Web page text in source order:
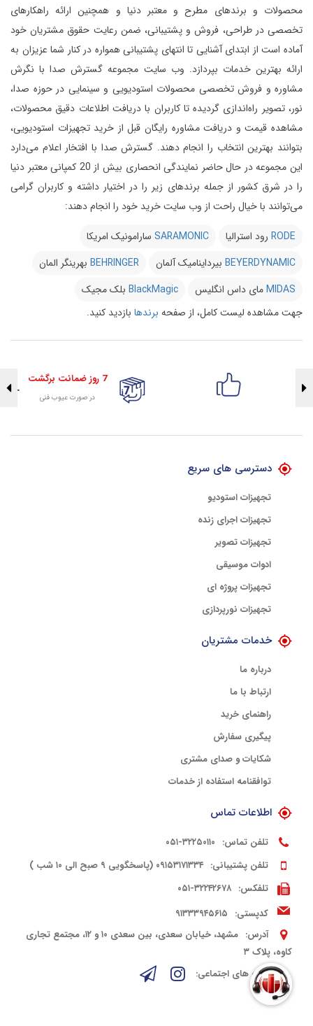
محصولات و برندهای مطرح و معتبر دنیا و همچنین ارائه راهکارهای
تخصصی در طراحی، فروش و پشتیبانی، ضمن رعایت حقوق مشتریان خود
آماده است از ابتدای آشنایی تا انتهای پشتیبانی همواره در کنار شما عزیزان به
ارائه بهترین خدمات بپردازد. وب سایت مجموعه گسترش صدا با نگرش
مشاوره و فروش تخصصی محصولات استودیویی و سینمایی در حوزه صدا،
نور، تصویر راه‌اندازی گردیده تا کاربران با دریافت اطلاعات دقیق محصولات،
مشاهده قیمت و دریافت مشاوره رایگان قبل از خرید تجهیزات استودیویی،
بتوانند بهترین انتخاب را انجام دهند. گسترش صدا با افتخار اعلام می‌دارد
این مجموعه در حال حاضر نمایندگی انحصاری بیش از 20 کمپانی معتبر دنیا
را در شرق کشور از جمله برندهای زیر را در اختیار داشته و کاربران گرامی
می‌توانند با خیال راحت از وب سایت خرید خود را انجام دهند:
RODE رود استرالیا SARAMONIC سارامونیک امریکا
BEYERDYNAMIC بیرداینامیک آلمان BEHRINGER بهرینگر المان
MIDASمای داس انگلیس BlackMagic بلک مجیک
جهت مشاهده لیست کامل، از صفحه برندها بازدید کنید.
7 روز ضمانت برگشت
در صورت عیوب فنی
دسترسی های سریع
تجهیزات استودیو
تجهیزات اجرای زنده
تجهیزات تصویر
ادوات موسیقی
تجهیزات پروژه ای
تجهیزات نورپردازی
خدمات مشتریان
درباره ما
ارتباط با ما
راهنمای خرید
پیگیری سفارش
شکایات و صدای مشتری
توافقنامه استفاده از خدمات
اطلاعات تماس
تلفن تماس: ۳۲۲۵۰۱۱۰-۰۵۱
تلفن پشتیبانی: ۰۹۱۵۳۱۷۱۳۳۴ (پاسخگویی ۹ صبح الی ۱۰ شب )
تلفکس: ۳۲۲۴۲۶۷۸-۰۵۱
کدپستی: ۹۱۳۳۳۹۴۵۶۱۵
آدرس:
مشهد، خیابان سعدی، بین سعدی ۱۰ و ۱۲، مجتمع تجاری
کاوه، پلاک ۳
شبکه های اجتماعی: